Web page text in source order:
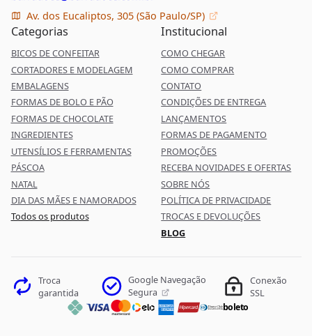
Av. dos Eucaliptos, 305 (São Paulo/SP)
Categorias
BICOS DE CONFEITAR
CORTADORES E MODELAGEM
EMBALAGENS
FORMAS DE BOLO E PÃO
FORMAS DE CHOCOLATE
INGREDIENTES
UTENSÍLIOS E FERRAMENTAS
PÁSCOA
NATAL
DIA DAS MÃES E NAMORADOS
Todos os produtos
Institucional
COMO CHEGAR
COMO COMPRAR
CONTATO
CONDIÇÕES DE ENTREGA
LANÇAMENTOS
FORMAS DE PAGAMENTO
PROMOÇÕES
RECEBA NOVIDADES E OFERTAS
SOBRE NÓS
POLÍTICA DE PRIVACIDADE
TROCAS E DEVOLUÇÕES
BLOG
Troca
garantida
Google Navegação
Segura
Conexão
SSL
boleto